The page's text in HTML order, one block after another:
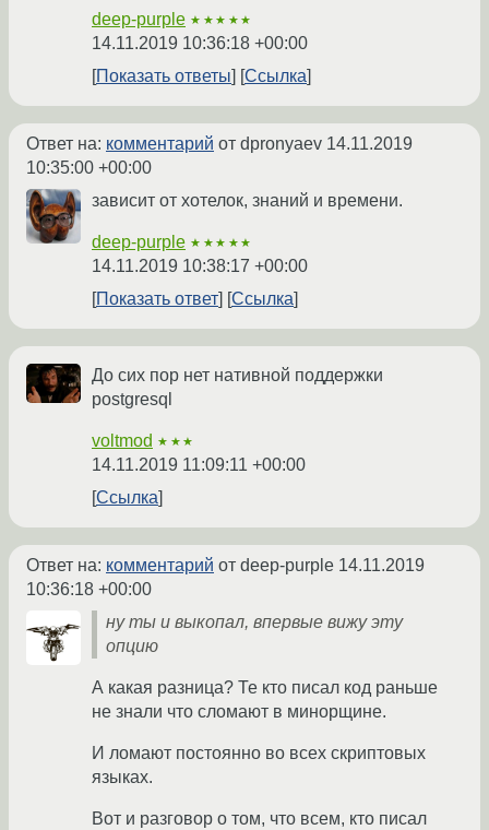
deep-purple ★★★★★
14.11.2019 10:36:18 +00:00
Показать ответы
Ссылка
Ответ на: комментарий от dpronyaev 14.11.2019
10:35:00 +00:00
зависит от хотелок, знаний и времени.
deep-purple ★★★★★
14.11.2019 10:38:17 +00:00
Показать ответ
Ссылка
До сих пор нет нативной поддержки
postgresql
voltmod ★★★
14.11.2019 11:09:11 +00:00
Ссылка
Ответ на: комментарий от deep-purple 14.11.2019
10:36:18 +00:00
ну ты и выкопал, впервые вижу эту
опцию
А какая разница? Те кто писал код раньше
не знали что сломают в минорщине.
И ломают постоянно во всех скриптовых
языках.
Вот и разговор о том, что всем, кто писал